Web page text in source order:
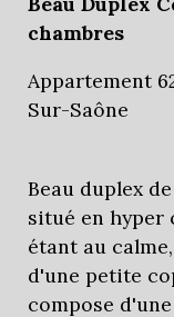
chambres
Appartement
Sur-Saône
Beau duplex
situé en hyper
étant au
d'une petite
compose d'une